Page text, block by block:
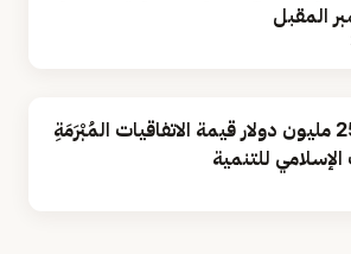
المقبل
الجاسر: مليار و256 مليون دولار قيمة الاتفاقيات المُبْرَمَةِ
للتنمية